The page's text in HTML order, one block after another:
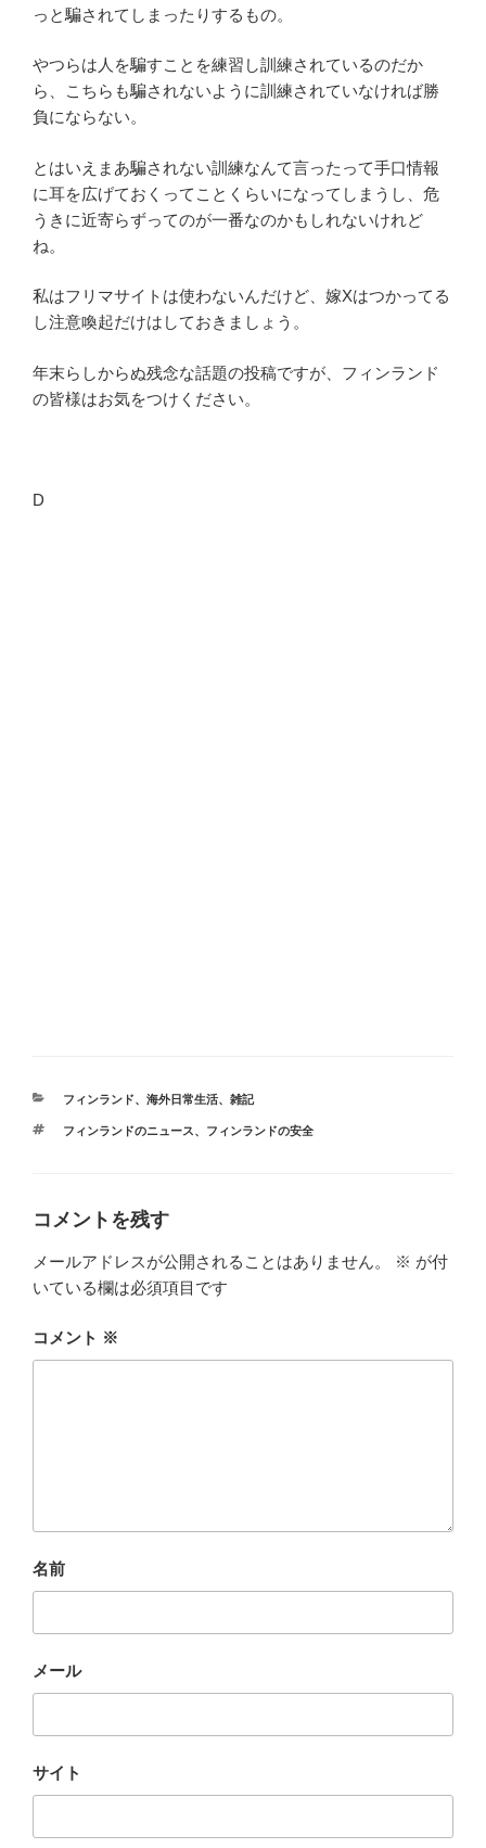
っと騙されてしまったりするもの。
やつらは人を騙すことを練習し訓練されているのだか
ら、こちらも騙されないように訓練されていなければ勝
負にならない。
とはいえまあ騙されない訓練なんて言ったって手口情報
に耳を広げておくってことくらいになってしまうし、危
うきに近寄らずってのが一番なのかもしれないけれど
ね。
私はフリマサイトは使わないんだけど、嫁Xはつかってる
し注意喚起だけはしておきましょう。
年末らしからぬ残念な話題の投稿ですが、フィンランド
の皆様はお気をつけください。
D
カ
ゴ
フィンランド、 海外日常生活、 雑記
タ
フィンランドのニュース、 フィンランドの安全
コメントを残す
メールアドレスが公開されることはありません。 ※ が付
いている欄は必須項目です
コメント ※
名前
メール
サイト